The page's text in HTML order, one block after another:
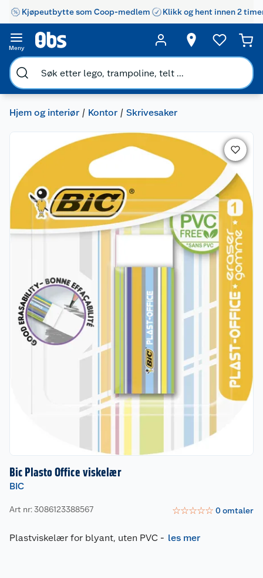
Kjøpeutbytte som Coop-medlem Klikk og hent innen 2
Meny
Hjem og interiør Kontor Skrivesaker
Bic Plasto Office viskelær
BIC
Art nr: 3086123388567 ☆☆☆☆☆ 0omtaler
Plastviskelær for blyant, uten PVC - les mer